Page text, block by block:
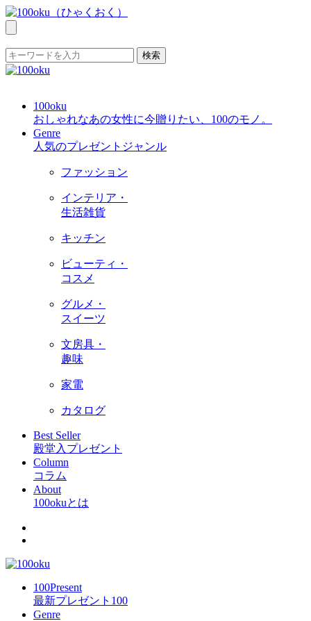
検索
100oku
おしゃれなあの女性に今贈りたい、100のモノ。
Genre
人気のプレゼントジャンル
ファッション
インテリア・
生活雑貨
キッチン
ビューティ・
コスメ
グルメ・
スイーツ
文房具・
趣味
家電
カタログ
Best Seller
殿堂入プレゼント
Column
コラム
About
100okuとは
100Present
最新プレゼント100
Genre